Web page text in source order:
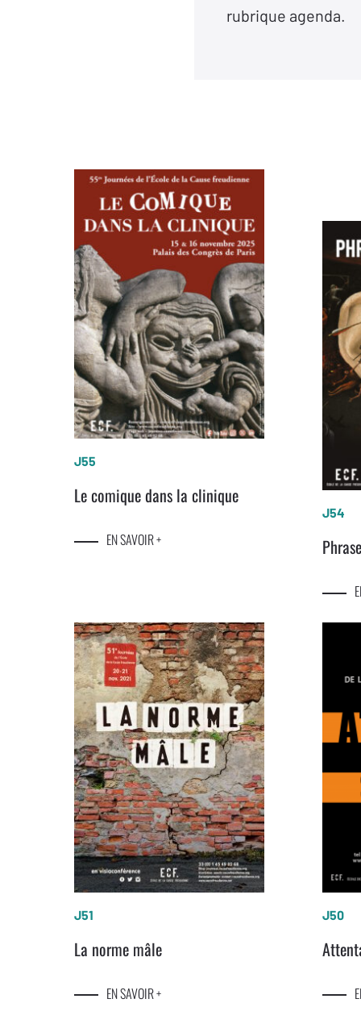
rubrique agenda.
J55
Le comique dans la clinique
EN SAVOIR +
J54
J51
La norme mâle
EN SAVOIR +
J50